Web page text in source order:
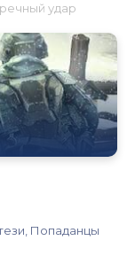
удар
Попаданцы